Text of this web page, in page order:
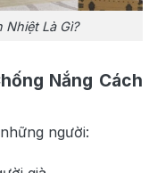
Nhiệt Là Gì?
Nắng Cách
người: